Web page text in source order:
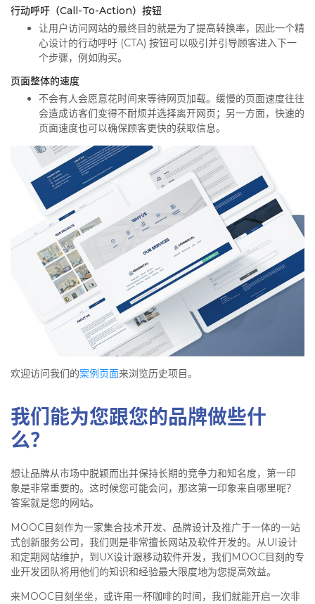
行动呼吁（Call-To-Action）按钮
让用户访问网站的最终目的就是为了提高转换率，因此一个精
心设计的行动呼吁 (CTA) 按钮可以吸引并引导顾客进入下一
个步骤，例如购买。
页面整体的速度
不会有人会愿意花时间来等待网页加载。缓慢的页面速度往往
会造成访客们变得不耐烦并选择离开网页；另一方面，快速的
页面速度也可以确保顾客更快的获取信息。
欢迎访问我们的案例页面来浏览历史项目。
我们能为您跟您的品牌做些什
么？
想让品牌从市场中脱颖而出并保持长期的竞争力和知名度，第一印
象是非常重要的。这时候您可能会问，那这第一印象来自哪里呢？
答案就是您的网站。
MOOC目刻作为一家集合技术开发、品牌设计及推广于一体的一站
式创新服务公司，我们则是非常擅长网站及软件开发的。从UI设计
和定期网站维护，到UX设计跟移动软件开发，我们MOOC目刻的专
业开发团队将用他们的知识和经验最大限度地为您提高效益。
来MOOC目刻坐坐，或许用一杯咖啡的时间，我们就能开启一次非